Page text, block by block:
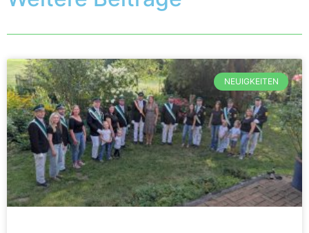
NEUIGKEITEN